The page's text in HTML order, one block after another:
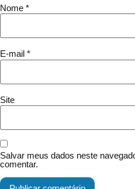
Nome *
E-mail *
Site
Salvar meus dados neste
comentar.